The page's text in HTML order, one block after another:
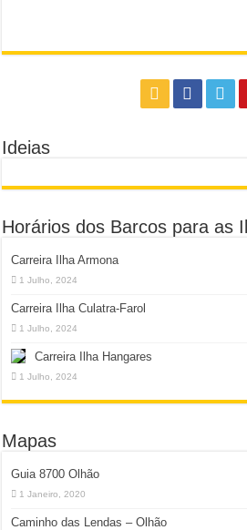
Ideias
Horários dos Barcos para as
Carreira Ilha Armona
1 Julho, 2024
Carreira Ilha Culatra-Farol
1 Julho, 2024
Carreira Ilha Hangares
1 Julho, 2024
Mapas
Guia 8700 Olhão
1 Janeiro, 2020
Caminho das Lendas – Olhão